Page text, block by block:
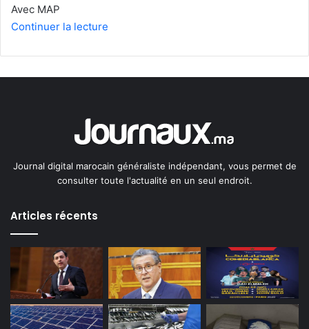
Avec MAP
Continuer la lecture
Journal digital marocain généraliste indépendant, vous permet de
consulter toute l'actualité en un seul endroit.
Articles récents